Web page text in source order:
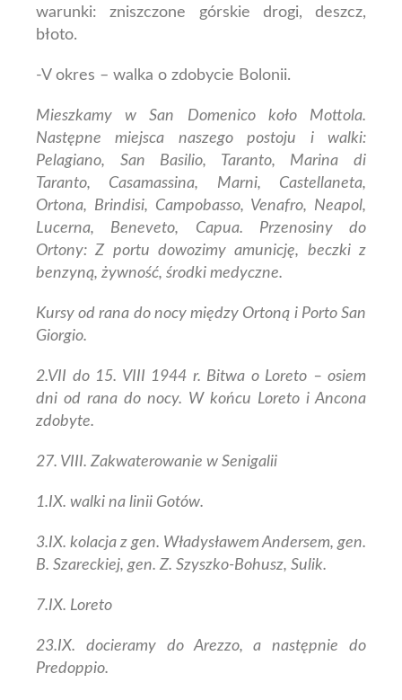
warunki: zniszczone górskie drogi, deszcz,
błoto.
-V okres – walka o zdobycie Bolonii.
Mieszkamy w San Domenico koło Mottola.
Następne miejsca naszego postoju i walki:
Pelagiano, San Basilio, Taranto, Marina di
Taranto, Casamassina, Marni, Castellaneta,
Ortona, Brindisi, Campobasso, Venafro, Neapol,
Lucerna, Beneveto, Capua. Przenosiny do
Ortony: Z portu dowozimy amunicję, beczki z
benzyną, żywność, środki medyczne.
Kursy od rana do nocy między Ortoną i Porto San
Giorgio.
2.VII do 15. VIII 1944 r. Bitwa o Loreto – osiem
dni od rana do nocy. W końcu Loreto i Ancona
zdobyte.
27. VIII. Zakwaterowanie w Senigalii
1.IX. walki na linii Gotów.
3.IX. kolacja z gen. Władysławem Andersem, gen.
B. Szareckiej, gen. Z. Szyszko-Bohusz, Sulik.
7.IX. Loreto
23.IX. docieramy do Arezzo, a następnie do
Predoppio.